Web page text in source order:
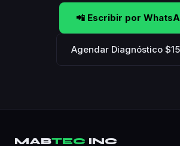
📲 Escribir por
Agendar Diagnóstico
MABTEC INC